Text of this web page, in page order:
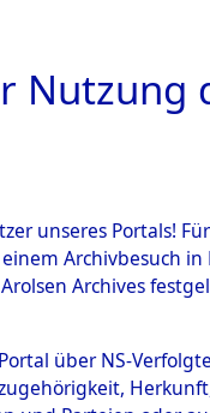
Nutzung
unseres Portals!
Archivbesuch
Archives
über NS-